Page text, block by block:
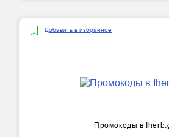
Добавить в избранное
Промокоды в